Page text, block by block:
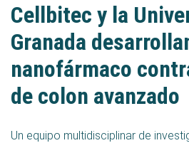
Cellbitec y la
Granada
nanofármaco
de colon avanzado
Un equipo multidisciplinar de